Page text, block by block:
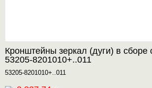
Кронштейны зеркал (дуги) в сборе
53205-8201010+..011
53205-8201010+..011